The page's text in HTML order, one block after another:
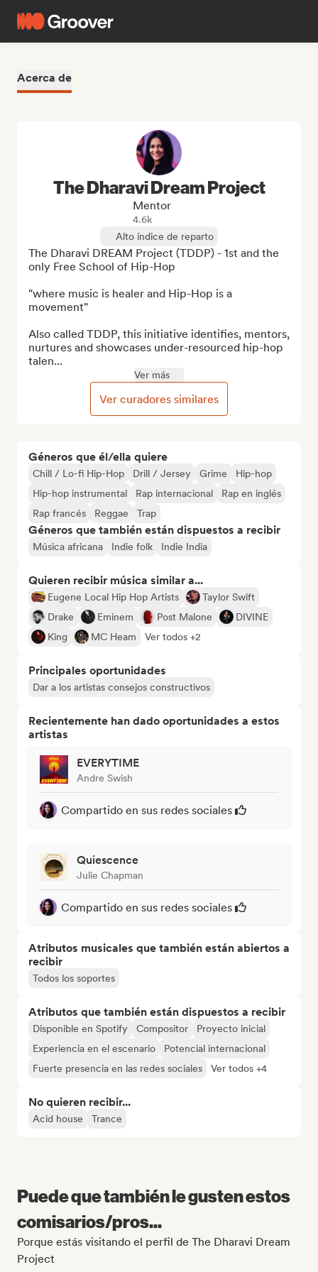
Acerca de
Géneros que él/ella quiere
Chill / Lo-fi Hip-Hop Drill / Jersey Grime
Hip-hop
Hip-hop instrumental
Rap internacional
Rap en inglés
Rap francés
Reggae Trap
Géneros que también están dispuestos a recibir
Música africana Indie folk Indie India
Quieren recibir música similar a...
Eugene Local Hip Hop Artists
Taylor Swift
Drake
Eminem Post Malone
DIVINE
King
MC Heam Ver todos +2
Principales oportunidades
Dar a los artistas consejos constructivos
Recientemente han dado oportunidades a estos
artistas
EVERYTIME
Andre Swish
Compartido en sus redes sociales
Quiescence
Julie Chapman
Compartido en sus redes sociales
Atributos musicales que también están abiertos a
recibir
Todos los soportes
Atributos que también están dispuestos a recibir
Disponible en Spotify Compositor
Proyecto inicial
Experiencia en el escenario
Potencial internacional
Fuerte presencia en las redes sociales
Ver todos +4
No quieren recibir...
Acid house Trance
The Dharavi Dream Project
Mentor
4.6k
Alto índice de reparto
The Dharavi DREAM Project (TDDP) - 1st and the
only Free School of Hip-Hop
"where music is healer and Hip-Hop is a
movement"
Also called TDDP, this initiative identifies, mentors,
nurtures and showcases under-resourced hip-hop
talen...
Ver más
Ver curadores similares
Puede que también le gusten estos
comisarios/pros...
Porque estás visitando el perfil de The Dharavi Dream
Project